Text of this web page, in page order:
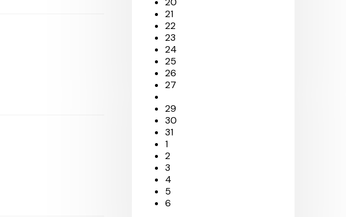
21
22
23
24
25
26
27
29
30
31
1
2
3
4
5
6